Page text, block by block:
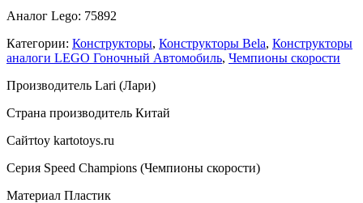
Аналог Lego: 75892
Категории: Конструкторы, Конструкторы Bela, Конструкторы
аналоги LEGO Гоночный Автомобиль, Чемпионы скорости
Производитель Lari (Лари)
Страна производитель Китай
Сайтtoy kartotoys.ru
Серия Speed Champions (Чемпионы скорости)
Материал Пластик